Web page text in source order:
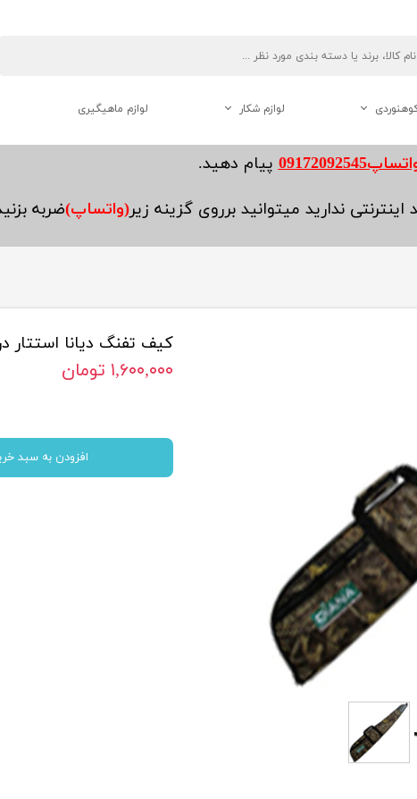
لوازم شکار
لوازم جانبی تفنگ
لوازم ماهیگیری
پیام دهید.
اینترنتی ندارید میتوانید برروی گزینه زیر(واتساپ)ضربه
کیف تفنگ دیانا استتار
۱,۶۰۰,۰۰۰ تومان
افزودن به سبد